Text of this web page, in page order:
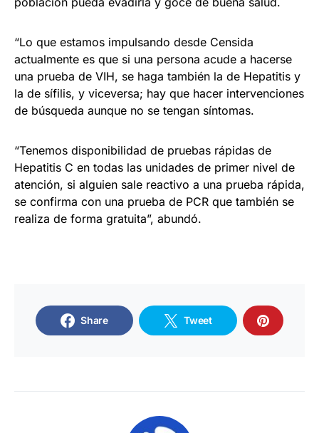
“Lo que estamos impulsando desde Censida
actualmente es que si una persona acude a hacerse
una prueba de VIH, se haga también la de Hepatitis y
la de sífilis, y viceversa; hay que hacer intervenciones
de búsqueda aunque no se tengan síntomas.
“Tenemos disponibilidad de pruebas rápidas de
Hepatitis C en todas las unidades de primer nivel de
atención, si alguien sale reactivo a una prueba rápida,
se confirma con una prueba de PCR que también se
realiza de forma gratuita”, abundó.
Share Tweet